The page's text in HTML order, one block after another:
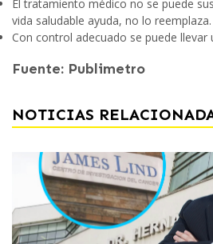
Eltratamiento médico no se puede
vida saludable ayuda, no lo reemplaza.
Con control adecuado se puede llevar
Fuente: Publimetro
NOTICIAS